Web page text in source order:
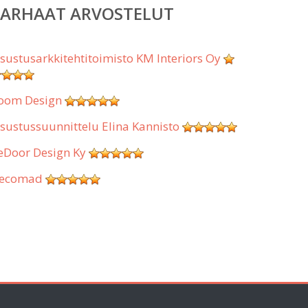
ARVOSTELUT
KM Interiors Oy
Design
Elina Kannisto
Design Ky